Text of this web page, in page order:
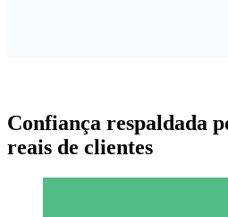
Confiança respaldada
reais de clientes